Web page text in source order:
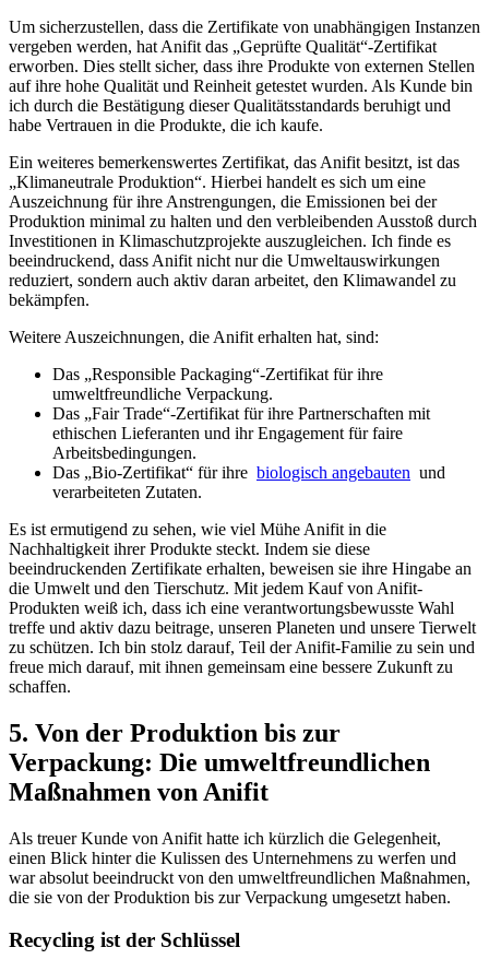
Um sicherzustellen, dass die Zertifikate von​ unabhängigen Instanzen‌
vergeben werden, hat Anifit das „Geprüfte Qualität“-Zertifikat
erworben. Dies stellt ‌sicher, dass ihre Produkte⁣ von externen Stellen
auf ihre⁤ hohe ‌Qualität und Reinheit getestet wurden. ‌Als Kunde bin
⁣ich durch die Bestätigung dieser Qualitätsstandards beruhigt und
habe ⁣Vertrauen in ‍die Produkte, die ich kaufe.
Ein ‌weiteres bemerkenswertes Zertifikat, das Anifit​ besitzt,​ ist ⁣das
„Klimaneutrale Produktion“. Hierbei handelt es sich um eine
Auszeichnung‌ für ihre Anstrengungen, die Emissionen ⁣bei der
Produktion minimal zu halten und den verbleibenden Ausstoß durch
Investitionen in Klimaschutzprojekte‍ auszugleichen. Ich finde es⁣
beeindruckend, dass Anifit nicht nur‌ die Umweltauswirkungen
reduziert, sondern auch aktiv daran⁤ arbeitet, den Klimawandel zu
bekämpfen.
Weitere Auszeichnungen, die Anifit erhalten hat, sind:
Das „Responsible Packaging“-Zertifikat für ihre
⁣umweltfreundliche Verpackung.
Das „Fair Trade“-Zertifikat für ihre Partnerschaften mit⁢
ethischen Lieferanten und ihr Engagement ‍für faire
Arbeitsbedingungen.
Das „Bio-Zertifikat“ für ihre ​ biologisch ⁢angebauten ‌ und
verarbeiteten Zutaten.
Es ist‌ ermutigend zu sehen, ⁣wie viel Mühe Anifit ‌in‍ die
Nachhaltigkeit ihrer Produkte steckt. ⁣Indem sie diese
beeindruckenden Zertifikate erhalten, beweisen ⁢sie ihre Hingabe an
die Umwelt und den Tierschutz. Mit jedem Kauf​ von Anifit-
Produkten weiß ich,⁢ dass ich eine verantwortungsbewusste Wahl
treffe und aktiv dazu ⁢beitrage, unseren Planeten ‍und unsere Tierwelt
zu schützen. Ich bin stolz⁤ darauf, Teil der ⁤Anifit-Familie zu sein und
freue mich darauf, mit ihnen gemeinsam ⁤eine bessere Zukunft zu
schaffen.
5.⁢ Von der Produktion bis⁣ zur
Verpackung: Die umweltfreundlichen
Maßnahmen⁢ von Anifit
Als treuer Kunde von Anifit ​hatte ich kürzlich die Gelegenheit,
einen Blick hinter die Kulissen des Unternehmens zu werfen und
war absolut ‍beeindruckt von den ⁢umweltfreundlichen Maßnahmen,
die sie‌ von der Produktion ​bis zur Verpackung umgesetzt haben.
Recycling ⁣ist‌ der Schlüssel